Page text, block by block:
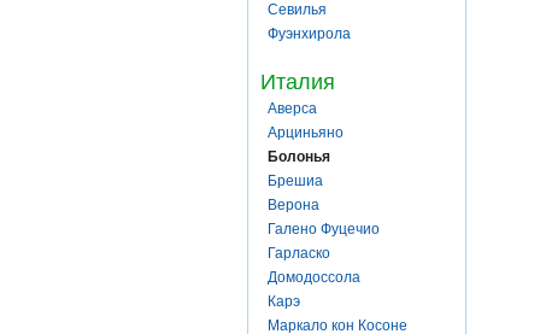
Севилья
Фуэнхирола
Италия
Аверса
Арциньяно
Болонья
Брешиа
Верона
Галено Фуцечио
Гарласко
Домодоссола
Карэ
Маркало кон Косоне